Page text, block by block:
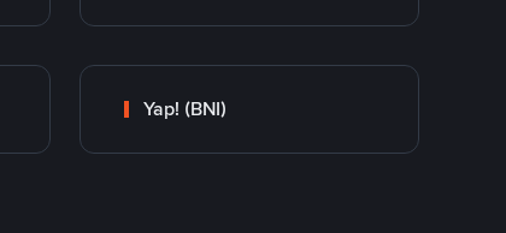
Yap! (BNI)